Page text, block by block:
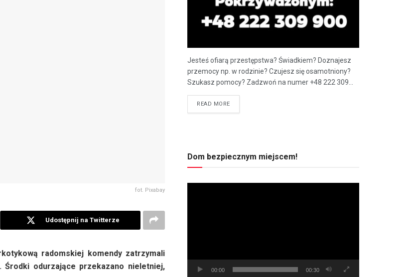
fot. Pixabay
Udostępnij na Twitterze
radomskiej komendy zatrzymali
Środki odurzające przekazano nieletniej,
Jesteś ofiarą przestępstwa? Świadkiem? Doznajesz
przemocy np. w rodzinie? Czujesz się osamotniony?
Szukasz pomocy? Zadzwoń na numer +48 222 309...
READ MORE
Dom bezpiecznym miejscem!
00:00 00:30